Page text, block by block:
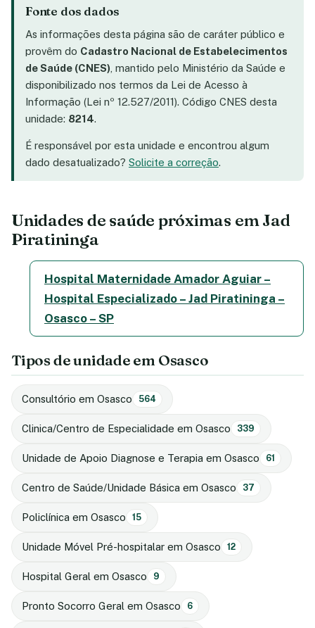
Fonte dos dados
As informações desta página são de caráter público e
provêm do Cadastro Nacional de Estabelecimentos
de Saúde (CNES) , mantido pelo Ministério da Saúde e
disponibilizado nos termos da Lei de Acesso à
Informação (Lei nº 12.527/2011). Código CNES desta
unidade: 8214.
É responsável por esta unidade e encontrou algum
dado desatualizado? Solicite a correção.
Unidades de saúde próximas em Jad
Piratininga
Hospital Maternidade Amador Aguiar –
Hospital Especializado – Jad Piratininga –
Osasco – SP
Tipos de unidade em Osasco
Consultório em Osasco 564
Clinica/Centro de Especialidade em Osasco 339
Unidade de Apoio Diagnose e Terapia em Osasco 61
Centro de Saúde/Unidade Básica em Osasco 37
Policlínica em Osasco 15
Unidade Móvel Pré-hospitalar em Osasco 12
Hospital Geral em Osasco 9
Pronto Socorro Geral em Osasco 6